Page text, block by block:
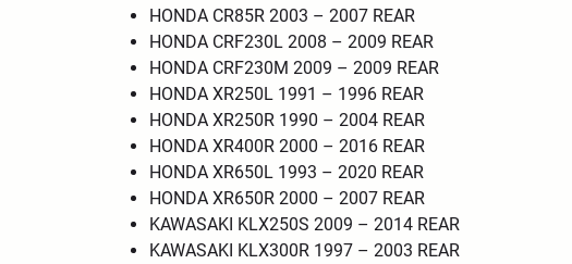
HONDA CR85R 2003 – 2007 REAR
HONDA CRF230L 2008 – 2009 REAR
HONDA CRF230M 2009 – 2009 REAR
HONDA XR250L 1991 – 1996 REAR
HONDA XR250R 1990 – 2004 REAR
HONDA XR400R 2000 – 2016 REAR
HONDA XR650L 1993 – 2020 REAR
HONDA XR650R 2000 – 2007 REAR
KAWASAKI KLX250S 2009 – 2014 REAR
KAWASAKI KLX300R 1997 – 2003 REAR